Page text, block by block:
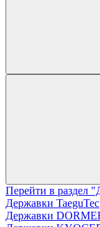
Перейти в раздел
Державки TaeguTec
Державки